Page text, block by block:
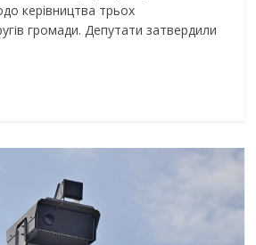
керівництва трьох
громади. Депутати затвердили